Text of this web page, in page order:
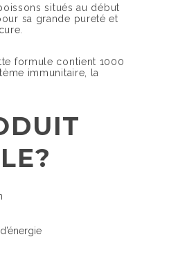
situés au début
sa grande pureté et
formule contient 1000
immunitaire, la